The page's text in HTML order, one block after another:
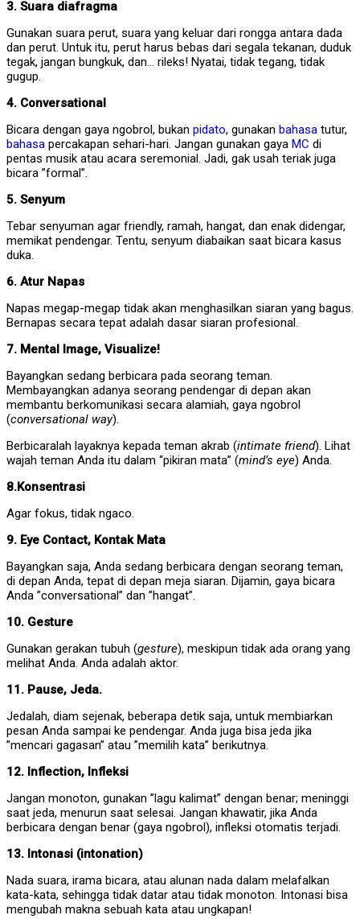
3. Suara diafragma
Gunakan suara perut, suara yang keluar dari rongga antara dada
dan perut. Untuk itu, perut harus bebas dari segala tekanan, duduk
tegak, jangan bungkuk, dan… rileks! Nyatai, tidak tegang, tidak
gugup.
4. Conversational
Bicara dengan gaya ngobrol, bukan pidato, gunakan bahasa tutur,
bahasa percakapan sehari-hari. Jangan gunakan gaya MC di
pentas musik atau acara seremonial. Jadi, gak usah teriak juga
bicara ”formal”.
5. Senyum
Tebar senyuman agar friendly, ramah, hangat, dan enak didengar,
memikat pendengar. Tentu, senyum diabaikan saat bicara kasus
duka.
6. Atur Napas
Napas megap-megap tidak akan menghasilkan siaran yang bagus.
Bernapas secara tepat adalah dasar siaran profesional.
7. Mental Image, Visualize!
Bayangkan sedang berbicara pada seorang teman.
Membayangkan adanya seorang pendengar di depan akan
membantu berkomunikasi secara alamiah, gaya ngobrol
(conversational way).
Berbicaralah layaknya kepada teman akrab (intimate friend). Lihat
wajah teman Anda itu dalam “pikiran mata” (mind’s eye) Anda.
8.Konsentrasi
Agar fokus, tidak ngaco.
9. Eye Contact, Kontak Mata
Bayangkan saja, Anda sedang berbicara dengan seorang teman,
di depan Anda, tepat di depan meja siaran. Dijamin, gaya bicara
Anda ”conversational” dan ”hangat”.
10. Gesture
Gunakan gerakan tubuh (gesture), meskipun tidak ada orang yang
melihat Anda. Anda adalah aktor.
11. Pause, Jeda.
Jedalah, diam sejenak, beberapa detik saja, untuk membiarkan
pesan Anda sampai ke pendengar. Anda juga bisa jeda jika
”mencari gagasan” atau ”memilih kata” berikutnya.
12. Inflection, Infleksi
Jangan monoton, gunakan ”lagu kalimat” dengan benar; meninggi
saat jeda, menurun saat selesai. Jangan khawatir, jika Anda
berbicara dengan benar (gaya ngobrol), infleksi otomatis terjadi.
13. Intonasi (intonation)
Nada suara, irama bicara, atau alunan nada dalam melafalkan
kata-kata, sehingga tidak datar atau tidak monoton. Intonasi bisa
mengubah makna sebuah kata atau ungkapan!